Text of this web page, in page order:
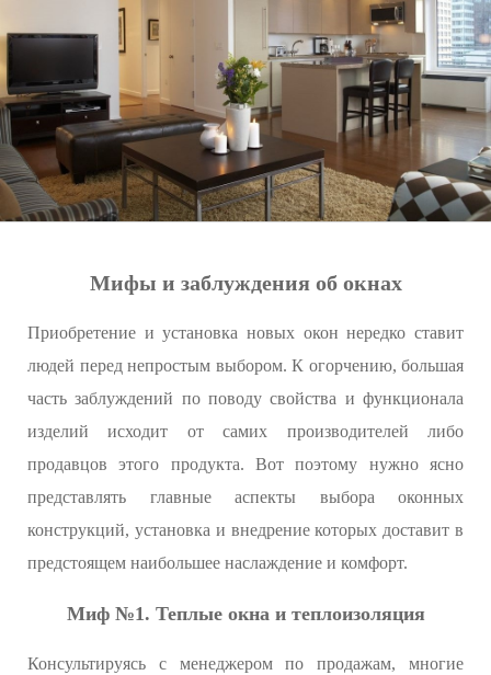
Мифы и заблуждения об окнах
Приобретение и установка новых окон нередко ставит
людей перед непростым выбором. К огорчению, большая
часть заблуждений по поводу свойства и функционала
изделий исходит от самих производителей либо
продавцов этого продукта. Вот поэтому нужно ясно
представлять главные аспекты выбора оконных
конструкций, установка и внедрение которых доставит в
предстоящем наибольшее наслаждение и комфорт.
Миф №1. Теплые окна и теплоизоляция
Консультируясь с менеджером по продажам, многие